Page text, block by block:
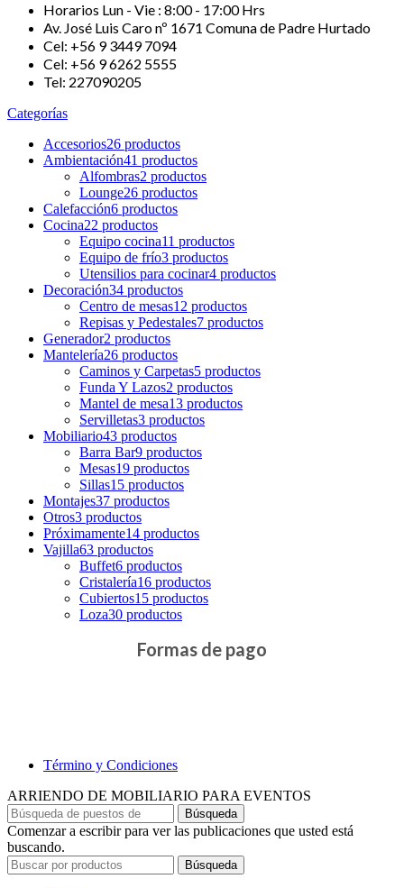
Horarios Lun - Vie : 8:00 - 17:00 Hrs
Av. José Luis Caro nº 1671 Comuna de Padre Hurtado
Cel: +56 9 3449 7094
Cel: +56 9 6262 5555
Tel: 227090205
Categorías
Accesorios26 productos
Ambientación41 productos
Alfombras2 productos
Lounge26 productos
Calefacción6 productos
Cocina22 productos
Equipo cocina11 productos
Equipo de frío3 productos
Utensilios para cocinar4 productos
Decoración34 productos
Centro de mesas12 productos
Repisas y Pedestales7 productos
Generador2 productos
Mantelería26 productos
Caminos y Carpetas5 productos
Funda Y Lazos2 productos
Mantel de mesa13 productos
Servilletas3 productos
Mobiliario43 productos
Barra Bar9 productos
Mesas19 productos
Sillas15 productos
Montajes37 productos
Otros3 productos
Próximamente14 productos
Vajilla63 productos
Buffet6 productos
Cristalería16 productos
Cubiertos15 productos
Loza30 productos
Formas de pago
Término y Condiciones
ARRIENDO DE MOBILIARIO PARA EVENTOS
Búsqueda
Comenzar a escribir para ver las publicaciones que usted está
buscando.
Búsqueda